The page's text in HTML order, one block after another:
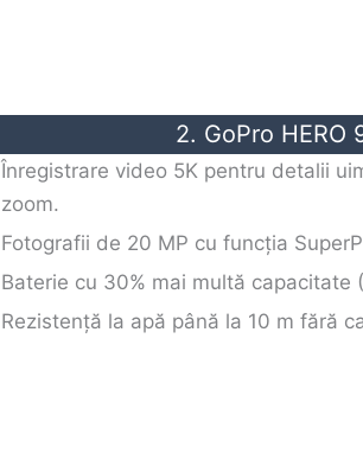
2. GoPro HERO
Înregistrare video 5K pentru detalii
zoom.
Fotografii de 20 MP cu funcția
Baterie cu 30% mai multă capacitate
Rezistență la apă până la 10 m fără